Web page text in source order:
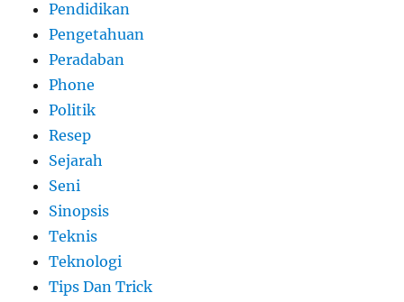
Pendidikan
Pengetahuan
Peradaban
Phone
Politik
Resep
Sejarah
Seni
Sinopsis
Teknis
Teknologi
Tips Dan Trick